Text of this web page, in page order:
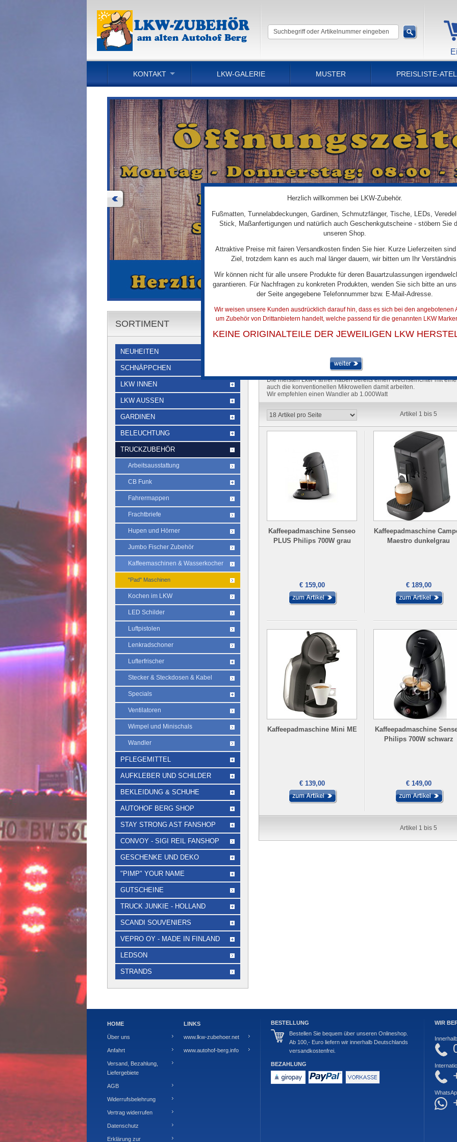
KONTAKT LKW-GALERIE MUSTER PREISLISTE-
"PAD" MASCHINEN
Wechselrichter kostet oft mehr als 400 Euro.
"modifizierten Sinus" -Umrichter angepasst.
einen kleineren Wechselrichter nehmen, da eine Dauerleistung von
Die meisten Lkw-Fahrer haben bereits einen Wechselrichter mit
auch die konventionellen Mikrowellen damit arbeiten.
Wir empfehlen einen Wandler ab 1.000Watt
Artikel 1 bis 5
Kaffeepadmaschine Senseo
PLUS Philips 700W grau
€ 159,00
Kaffeepadmaschine
Maestro dunkelgrau
€ 189,00
Kaffeepadmaschine Mini ME
€ 139,00
Kaffeepadmaschine
Philips 700W schwarz
€ 149,00
Artikel 1 bis 5
SORTIMENT
NEUHEITEN
SCHNÄPPCHEN
LKW INNEN
LKW AUSSEN
GARDINEN
BELEUCHTUNG
TRUCKZUBEHÖR
Arbeitsausstattung
CB Funk
Fahrermappen
Frachtbriefe
Hupen und Hörner
Jumbo Fischer Zubehör
Kaffeemaschinen & Wasserkocher
"Pad" Maschinen
Kochen im LKW
LED Schilder
Luftpistolen
Lenkradschoner
Lufterfrischer
Stecker & Steckdosen & Kabel
Specials
Ventilatoren
Wimpel und Minischals
Wandler
PFLEGEMITTEL
AUFKLEBER UND SCHILDER
BEKLEIDUNG & SCHUHE
AUTOHOF BERG SHOP
STAY STRONG AST FANSHOP
CONVOY - SIGI REIL FANSHOP
GESCHENKE UND DEKO
"PIMP" YOUR NAME
GUTSCHEINE
TRUCK JUNKIE - HOLLAND
SCANDI SOUVENIERS
VEPRO OY - MADE IN FINLAND
LEDSON
STRANDS
HOME
Über uns
Anfahrt
Versand, Bezahlung,
Liefergebiete
AGB
Widerrufsbelehrung
Vertrag widerrufen
Datenschutz
Erklärung zur
LINKS
www.lkw-zubehoer.net
www.autohof-berg.info
BESTELLUNG
Bestellen Sie bequem über unseren Onlineshop.
Ab 100,- Euro liefern wir innerhalb Deutschlands
versandkostenfrei.
BEZAHLUNG
WIR
Herzlich willkommen bei LKW-Zubehör.
Fußmatten, Tunnelabdeckungen, Gardinen, Schmutzfänger, Tische, LEDs,
Stick, Maßanfertigungen und natürlich auch Geschenkgutscheine - stöbern Sie
unseren Shop.
Attraktive Preise mit fairen Versandkosten finden Sie hier. Kurze Lieferzeiten
Ziel, trotzdem kann es auch mal länger dauern, wir bitten um Ihr
Wir können nicht für alle unsere Produkte für deren Bauartzulassungen
garantieren. Für Nachfragen zu konkreten Produkten, wenden Sie sich bitte an
der Seite angegebene Telefonnummer bzw. E-Mail-Adresse.
Wir weisen unsere Kunden ausdrücklich darauf hin, dass es sich bei den angebotenen
um Zubehör von Drittanbietern handelt, welche passend für die genannten LKW
KEINE ORIGINALTEILE DER JEWEILIGEN LKW